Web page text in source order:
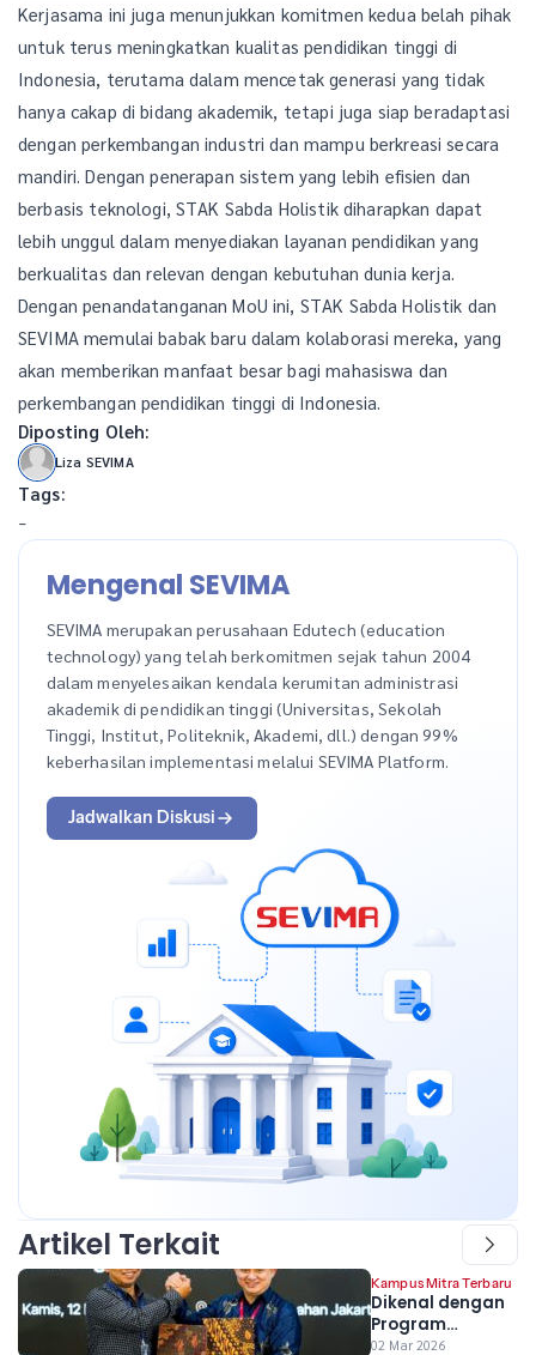
Kerjasama ini juga menunjukkan komitmen kedua belah pihak
untuk terus meningkatkan kualitas pendidikan tinggi di
Indonesia, terutama dalam mencetak generasi yang tidak
hanya cakap di bidang akademik, tetapi juga siap beradaptasi
dengan perkembangan industri dan mampu berkreasi secara
mandiri. Dengan penerapan sistem yang lebih efisien dan
berbasis teknologi, STAK Sabda Holistik diharapkan dapat
lebih unggul dalam menyediakan layanan pendidikan yang
berkualitas dan relevan dengan kebutuhan dunia kerja.
Dengan penandatanganan MoU ini, STAK Sabda Holistik dan
SEVIMA memulai babak baru dalam kolaborasi mereka, yang
akan memberikan manfaat besar bagi mahasiswa dan
perkembangan pendidikan tinggi di Indonesia.
Diposting Oleh:
Liza SEVIMA
Tags:
-
Mengenal SEVIMA
SEVIMA merupakan perusahaan Edutech (education
technology) yang telah berkomitmen sejak tahun 2004
dalam menyelesaikan kendala kerumitan administrasi
akademik di pendidikan tinggi (Universitas, Sekolah
Tinggi, Institut, Politeknik, Akademi, dll.) dengan 99%
keberhasilan implementasi melalui SEVIMA Platform.
Jadwalkan Diskusi
Artikel Terkait
Kampus Mitra Terbaru
Dikenal dengan
Program
Beasiswanya,
02 Mar 2026